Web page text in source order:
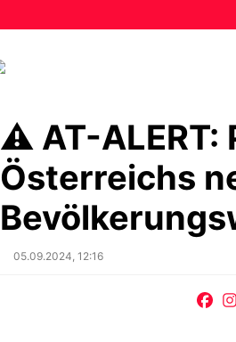
⚠️ AT-ALERT:
Österreichs
Posted
05.09.2024, 12:16